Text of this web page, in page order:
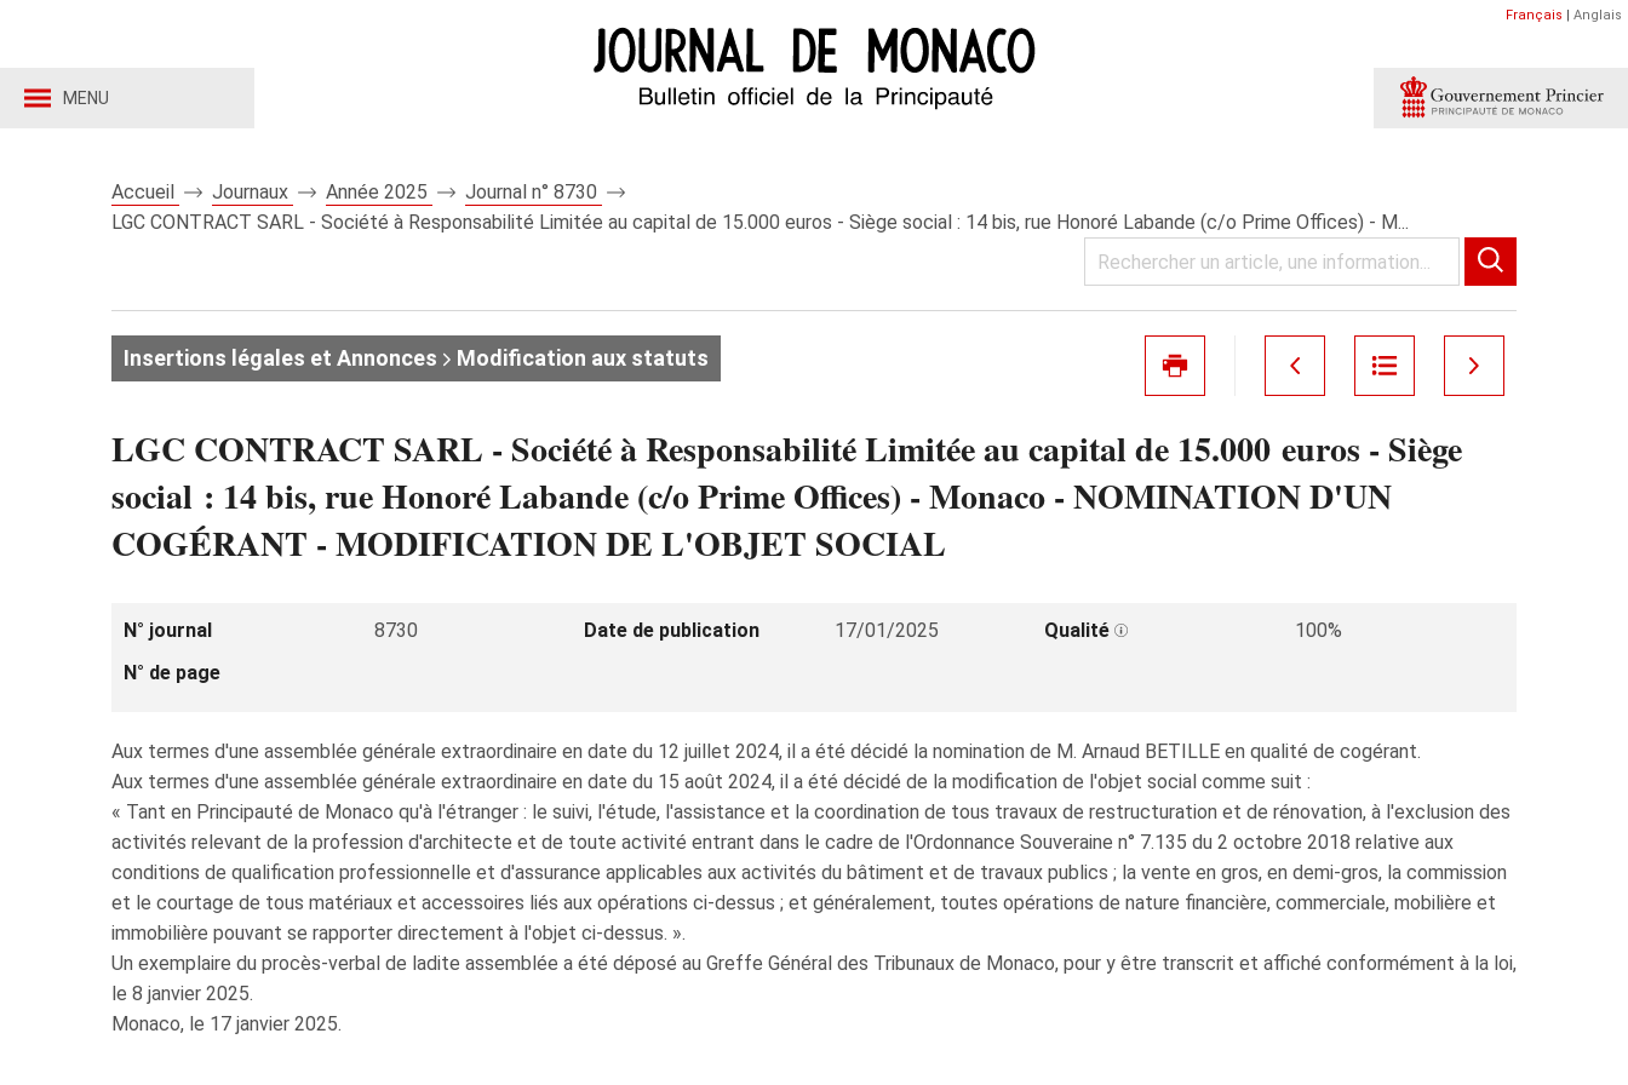
MENU
Français | Anglais
Accueil Journaux Année 2025
Journal n° 8730
LGC CONTRACT SARL - Société à Responsabilité Limitée au capital de 15.000 euros - Siège social : 14 bis, rue Honoré Labande (c/o Prime Offices) - M...
Insertions légales et Annonces Modification aux statuts
LGC CONTRACT SARL - Société à Responsabilité Limitée au capital de 15.000 euros - Siège
social : 14 bis, rue Honoré Labande (c/o Prime Offices) - Monaco - NOMINATION D'UN
COGÉRANT - MODIFICATION DE L'OBJET SOCIAL
N° journal 8730 Date de publication 17/01/2025 Qualité
100%
N° de page
Aux termes d'une assemblée générale extraordinaire en date du 12 juillet 2024, il a été décidé la nomination de M. Arnaud BETILLE en qualité de cogérant.
Aux termes d'une assemblée générale extraordinaire en date du 15 août 2024, il a été décidé de la modification de l'objet social comme suit :
« Tant en Principauté de Monaco qu'à l'étranger : le suivi, l'étude, l'assistance et la coordination de tous travaux de restructuration et de rénovation, à l'exclusion des
activités relevant de la profession d'architecte et de toute activité entrant dans le cadre de l'Ordonnance Souveraine n° 7.135 du 2 octobre 2018 relative aux
conditions de qualification professionnelle et d'assurance applicables aux activités du bâtiment et de travaux publics ; la vente en gros, en demi-gros, la commission
et le courtage de tous matériaux et accessoires liés aux opérations ci‑dessus ; et généralement, toutes opérations de nature financière, commerciale, mobilière et
immobilière pouvant se rapporter directement à l'objet ci‑dessus. ».
Un exemplaire du procès-verbal de ladite assemblée a été déposé au Greffe Général des Tribunaux de Monaco, pour y être transcrit et affiché conformément à la loi,
le 8 janvier 2025.
Monaco, le 17 janvier 2025.